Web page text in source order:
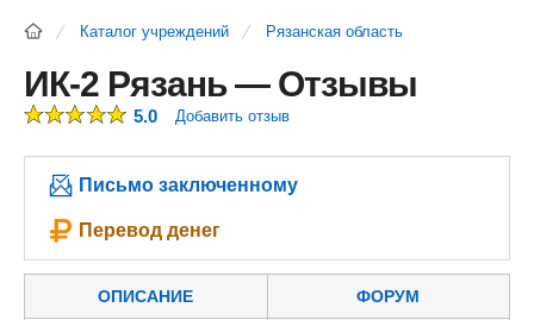
РЕКЛАМОДАТЕЛЯМ
Каталог учреждений Рязанская область
ИК-2 Рязань — Отзывы
5.0 Добавить отзыв
Письмо заключенному
Перевод денег
ОПИСАНИЕ ФОРУМ